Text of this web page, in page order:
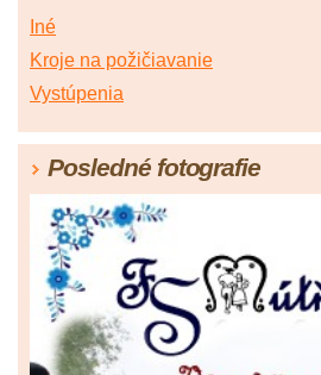
Iné
Kroje na požičiavanie
Vystúpenia
Posledné fotografie